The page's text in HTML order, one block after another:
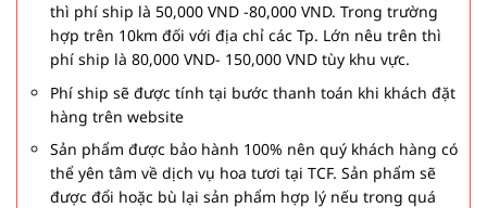
thì phí ship là 50,000 VND -80,000 VND. Trong trường
hợp trên 10km đối với địa chỉ các Tp. Lớn nêu trên thì
phí ship là 80,000 VND- 150,000 VND tùy khu vực.
Phí ship sẽ được tính tại bước thanh toán khi khách đặt
hàng trên website
Sản phẩm được bảo hành 100% nên quý khách hàng có
thể yên tâm về dịch vụ hoa tươi tại TCF. Sản phẩm sẽ
được đổi hoặc bù lại sản phẩm hợp lý nếu trong quá